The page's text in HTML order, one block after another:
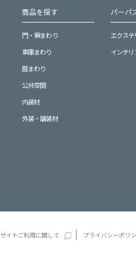
商品を探す
門・塀まわり
車庫まわり
庭まわり
公共空間
内装材
外装・舗装材
パーパ
エクス
インテ
サイトご利用に関して プライバシーポリ